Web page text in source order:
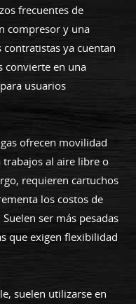
frecuentes de
compresor y una
ya cuentan
convierte en una
usuarios
ofrecen movilidad
trabajos al aire libre o
requieren cartuchos
los costos de
ser más pesadas
que exigen flexibilidad
suelen utilizarse en